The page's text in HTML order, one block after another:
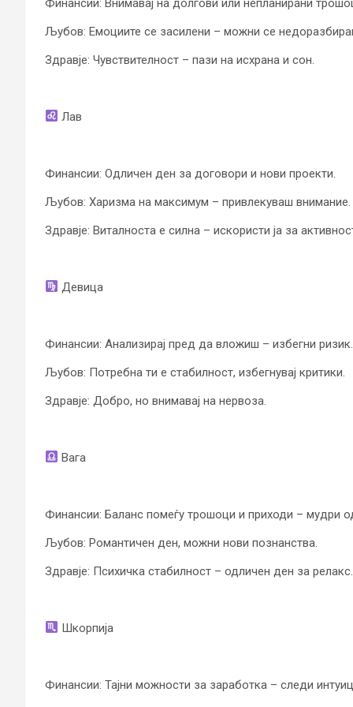
Финансии: Внимавај на долгови или непланирани
Љубов: Емоциите се засилени – можни се
Здравје: Чувствителност – пази на исхрана и сон.
Лав
Финансии: Одличен ден за договори и нови проекти.
Љубов: Харизма на максимум – привлекуваш внимание.
Здравје: Виталноста е силна – искористи ја за
Девица
Финансии: Анализирај пред да вложиш – избегни ризик.
Љубов: Потребна ти е стабилност, избегнувај критики.
Здравје: Добро, но внимавај на нервоза.
Вага
Финансии: Баланс помеѓу трошоци и приходи – мудри
Љубов: Романтичен ден, можни нови познанства.
Здравје: Психичка стабилност – одличен ден за релакс.
Шкорпија
Финансии: Тајни можности за заработка – следи